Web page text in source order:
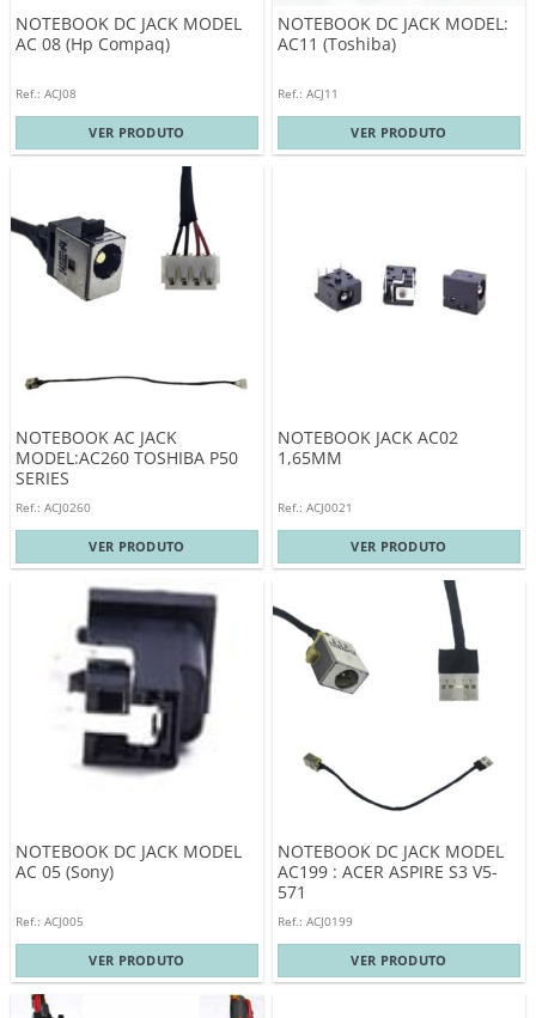
NOTEBOOK DC JACK MODEL
AC 08 (Hp Compaq)
Ref.: ACJ08
VER PRODUTO
NOTEBOOK DC JACK MODEL:
AC11 (Toshiba)
Ref.: ACJ11
VER PRODUTO
NOTEBOOK AC JACK
MODEL:AC260 TOSHIBA P50
SERIES
Ref.: ACJ0260
VER PRODUTO
NOTEBOOK JACK AC02
1,65MM
Ref.: ACJ0021
VER PRODUTO
NOTEBOOK DC JACK MODEL
AC 05 (Sony)
Ref.: ACJ005
VER PRODUTO
NOTEBOOK DC JACK MODEL
AC199 : ACER ASPIRE S3 V5-
571
Ref.: ACJ0199
VER PRODUTO